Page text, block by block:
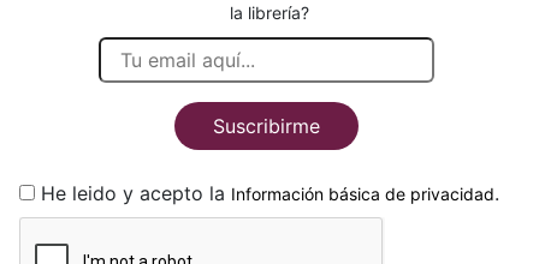
la librería?
Suscribirme
He leido y acepto la Información básica de privacidad.